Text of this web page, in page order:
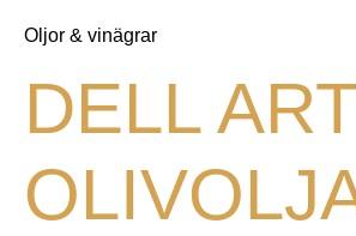
Oljor & vinägrar
DELL